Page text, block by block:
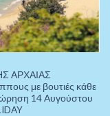
ΑΡΧΑΙΑΣ
με βουτιές κάθε
14 Αυγούστου